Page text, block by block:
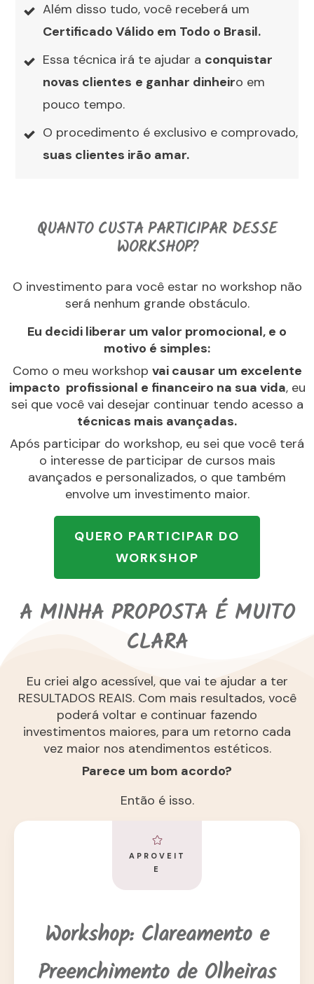
Além disso tudo, você receberá um
Certificado Válido em Todo o Brasil.
Essa técnica irá te ajudar a conquistar
novas clientes e ganhar dinheiro em
pouco tempo.
O procedimento é exclusivo e comprovado,
suas clientes irão amar.
QUANTO CUSTA PARTICIPAR DESSE
WORKSHOP?
O investimento para você estar no workshop não
será nenhum grande obstáculo.
Eu decidi liberar um valor promocional, e o
motivo é simples:
Como o meu workshop vai causar um excelente
impacto profissional e financeiro na sua vida, eu
sei que você vai desejar continuar tendo acesso a
técnicas mais avançadas.
Após participar do workshop, eu sei que você terá
o interesse de participar de cursos mais
avançados e personalizados, o que também
envolve um investimento maior.
QUERO PARTICIPAR DO
WORKSHOP
A MINHA PROPOSTA É MUITO
CLARA
Eu criei algo acessível, que vai te ajudar a ter
RESULTADOS REAIS. Com mais resultados, você
poderá voltar e continuar fazendo
investimentos maiores, para um retorno cada
vez maior nos atendimentos estéticos.
Parece um bom acordo?
Então é isso.
APROVEIT
E
Workshop: Clareamento e
Preenchimento de Olheiras